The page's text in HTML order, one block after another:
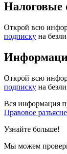
Налоговые
Открой всю
подписку на
Открой всю
подписку на
Вся информация
Правовое
Узнайте больше!
Мы можем